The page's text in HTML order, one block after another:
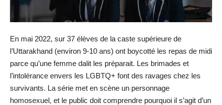
En mai 2022, sur 37 élèves de la caste supérieure de
l’Uttarakhand (environ 9-10 ans) ont boycotté les repas de midi
parce qu’une femme dalit les préparait. Les brimades et
l’intolérance envers les LGBTQ+ font des ravages chez les
survivants. La série met en scène un personnage
homosexuel, et le public doit comprendre pourquoi il s’agit d’un